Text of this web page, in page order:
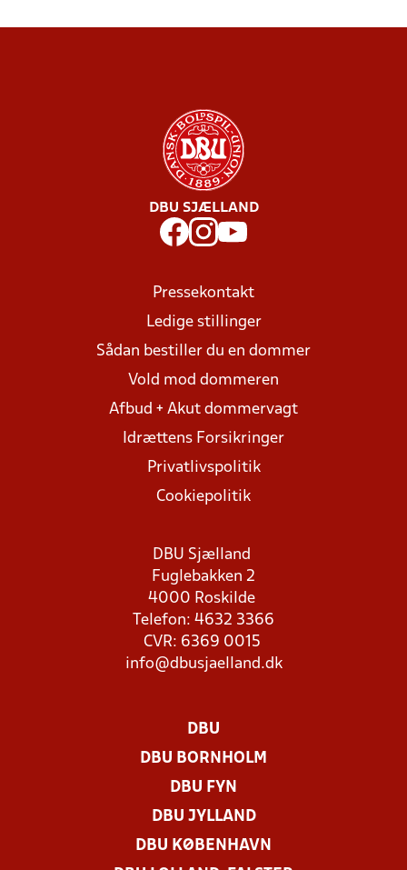
DBU SJÆLLAND
Pressekontakt
Ledige stillinger
Sådan bestiller du en dommer
Vold mod dommeren
Afbud + Akut dommervagt
Idrættens Forsikringer
Privatlivspolitik
Cookiepolitik
DBU Sjælland
Fuglebakken 2
4000 Roskilde
Telefon: 4632 3366
CVR: 6369 0015
info@dbusjaelland.dk
DBU
DBU BORNHOLM
DBU FYN
DBU JYLLAND
DBU KØBENHAVN